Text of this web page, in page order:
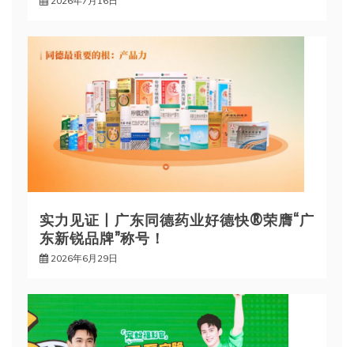
实力见证丨广东同德药业好德快®荣膺“广
东新锐品牌”称号！
2026年6月29日